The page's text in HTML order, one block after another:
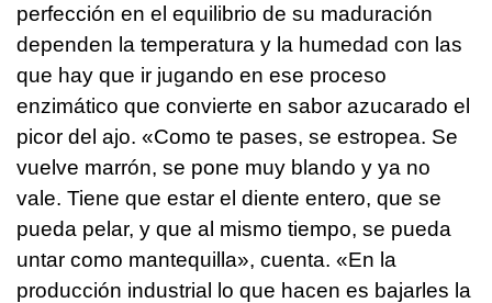
perfección en el equilibrio de su maduración
dependen la temperatura y la humedad con las
que hay que ir jugando en ese proceso
enzimático que convierte en sabor azucarado el
picor del ajo. «Como te pases, se estropea. Se
vuelve marrón, se pone muy blando y ya no
vale. Tiene que estar el diente entero, que se
pueda pelar, y que al mismo tiempo, se pueda
untar como mantequilla», cuenta. «En la
producción industrial lo que hacen es bajarles la